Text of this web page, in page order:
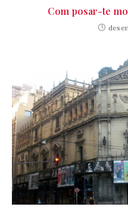
Com posar-te